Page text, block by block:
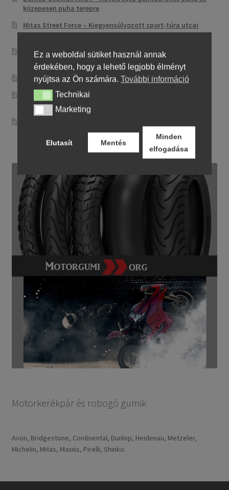
közepesen puha terepre
Mitas Street Force – Kiegyensúlyozott sport-túra utcai
abroncs
CST CM-NK01 – Sportos utcai abroncs precíz
irányíthatósággal
Maxxis MA-ST3 – Sport-touring abroncs
Pirelli City Demon – Megbízható és egyszerű városi
motorgumi
kényelmes városi és országúti motorozáshoz
Motorkerékpár és robogó gumik
Avon, Bridgestone, Continental, Dunlop, Heidenau, Metzeler,
Michelin, Mitas, Maxxis, Pirelli, Shinko.
Ez a weboldal sütiket használ annak
érdekében, hogy a lehető legjobb élményt
nyújtsa az Ön számára. További információ
TechnikaiTechnikai
MarketingMarketing
Elutasít Mentés
Minden
elfogadása